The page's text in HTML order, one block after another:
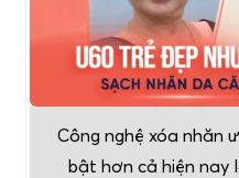
Công nghệ xóa nhăn
bật hơn cả hiện nay